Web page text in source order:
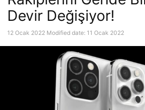
Devir Değişiyor!
12 Ocak 2022 Modified date: 11 Ocak 2022